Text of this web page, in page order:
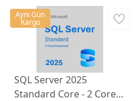
SQL Server 2025
Standard Core - 2 Core
Aynı Gün
Kargo